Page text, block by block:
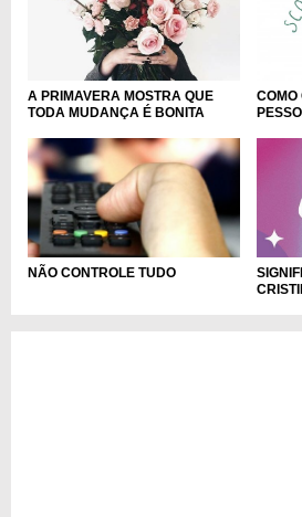
A PRIMAVERA MOSTRA QUE
TODA MUDANÇA É BONITA
COMO
NÃO CONTROLE TUDO